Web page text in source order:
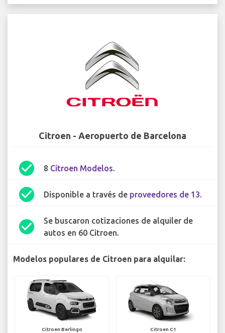
Citroen - Aeropuerto de Barcelona
check_circle 8 Citroen Modelos.
check_circle Disponible a través de proveedores de 13.
check_circle
Se buscaron cotizaciones de alquiler de
autos en 60 Citroen.
Modelos populares de Citroen para alquilar:
Citroen Berlingo Citroen C1